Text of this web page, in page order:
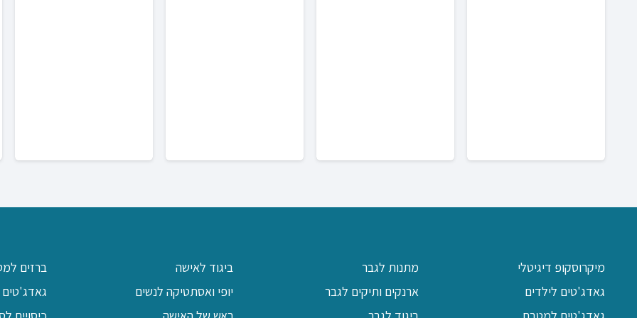
מיקרוסקופ דיגיטלי
גאדג'טים לילדים
מתנות לגבר
ארנקים ותיקים לגבר
ביגוד לאישה
יופי ואסתטיקה לנשים
ברזים